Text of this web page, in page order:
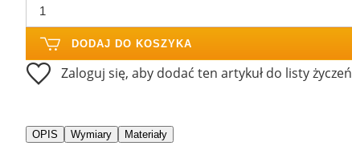
DODAJ DO KOSZYKA
Zaloguj się, aby dodać ten artykuł do listy życzeń
OPIS Wymiary Materiały